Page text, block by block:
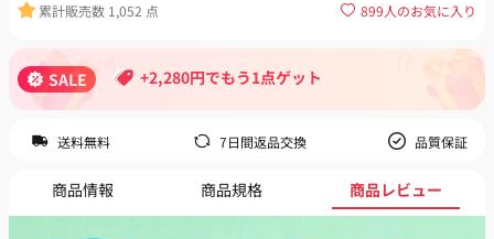
累計販売数 1,052 点 899人のお気に入り
SALE +2,280円でもう1点ゲット
送料無料 7日間返品交換 品質保証
商品情報 商品規格 商品レビュー